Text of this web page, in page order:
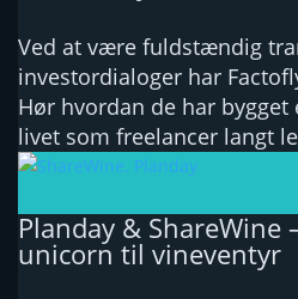
Ved at være fuldstændig
investordialoger har
Hør hvordan de har
livet som freelancer langt
Planday & ShareWine
unicorn til vineventyr